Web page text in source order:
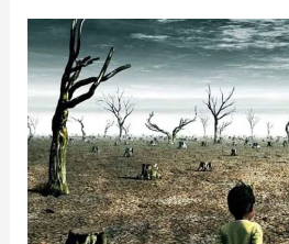
[Argentinadas]
La
culpa
la
tiene
Darwin